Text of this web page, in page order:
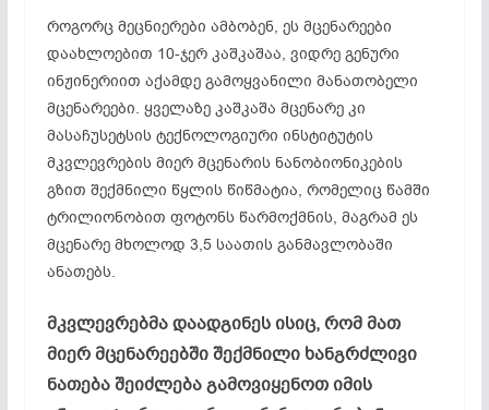
როგორც მეცნიერები ამბობენ, ეს მცენარეები
დაახლოებით 10-ჯერ კაშკაშაა, ვიდრე გენური
ინჟინერიით აქამდე გამოყვანილი მანათობელი
მცენარეები. ყველაზე კაშკაშა მცენარე კი
მასაჩუსეტსის ტექნოლოგიური ინსტიტუტის
მკვლევრების მიერ მცენარის ნანობიონიკების
გზით შექმნილი წყლის წიწმატია, რომელიც წამში
ტრილიონობით ფოტონს წარმოქმნის, მაგრამ ეს
მცენარე მხოლოდ 3,5 საათის განმავლობაში
ანათებს.
მკვლევრებმა დაადგინეს ისიც, რომ მათ
მიერ მცენარეებში შექმნილი ხანგრძლივი
ნათება შეიძლება გამოვიყენოთ იმის